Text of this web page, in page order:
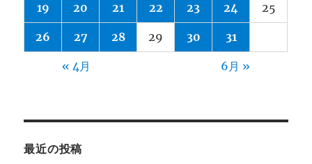
19 20 21 22 23 24 25
26 27 28 29 30 31
« 4月 6月 »
最近の投稿